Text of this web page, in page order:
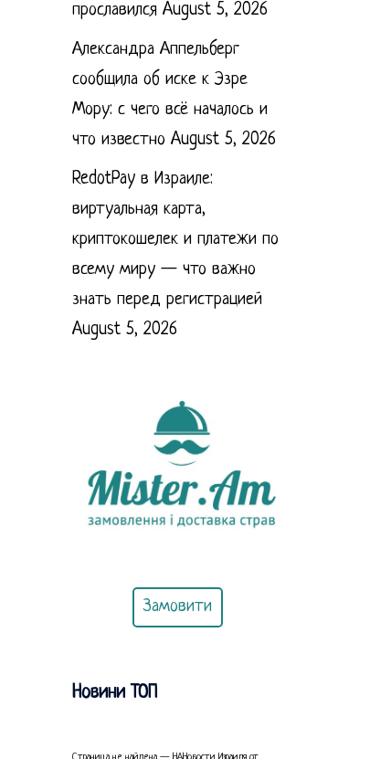
прославился August 5, 2026
Александра Аппельберг
сообщила об иске к Эзре
Мору: с чего всё началось и
что известно August 5, 2026
RedotPay в Израиле:
виртуальная карта,
криптокошелек и платежи по
всему миру — что важно
знать перед регистрацией
August 5, 2026
Замовити
Новини ТОП